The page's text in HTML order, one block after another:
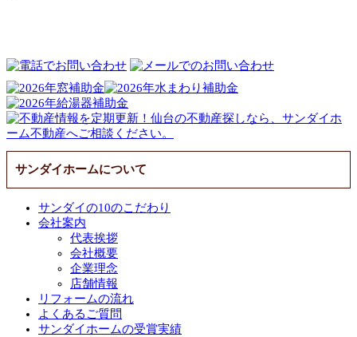
サンダイホームについて
サンダイの10のこだわり
会社案内
代表挨拶
会社概要
企業理念
店舗情報
リフォームの流れ
よくあるご質問
サンダイホームの受賞実績